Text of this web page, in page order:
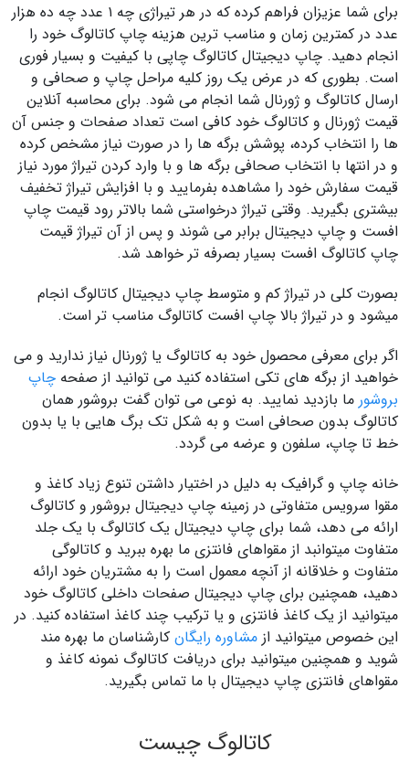
برای شما عزیزان فراهم کرده که در هر تیراژی چه ۱ عدد چه ده هزار
عدد در کمترین زمان و مناسب ترین هزینه چاپ کاتالوگ خود را
انجام دهید. چاپ دیجیتال کاتالوگ چاپی با کیفیت و بسیار فوری
است. بطوری که در عرض یک روز کلیه مراحل چاپ و صحافی و
ارسال کاتالوگ و ژورنال شما انجام می شود. برای محاسبه آنلاین
قیمت ژورنال و کاتالوگ خود کافی است تعداد صفحات و جنس آن
ها را انتخاب کرده، پوشش برگه ها را در صورت نیاز مشخص کرده
و در انتها با انتخاب صحافی برگه ها و با وارد کردن تیراژ مورد نیاز
قیمت سفارش خود را مشاهده بفرمایید و با افزایش تیراژ تخفیف
بیشتری بگیرید. وقتی تیراژ درخواستی شما بالاتر رود قیمت چاپ
افست و چاپ دیجیتال برابر می شوند و پس از آن تیراژ قیمت
چاپ کاتالوگ افست بسیار بصرفه تر خواهد شد.
بصورت کلی در تیراژ کم و متوسط چاپ دیجیتال کاتالوگ انجام
میشود و در تیراژ بالا چاپ افست کاتالوگ مناسب تر است.
اگر برای معرفی محصول خود به کاتالوگ یا ژورنال نیاز ندارید و می
خواهید از برگه های تکی استفاده کنید می توانید از صفحه چاپ
بروشور ما بازدید نمایید. به نوعی می توان گفت بروشور همان
کاتالوگ بدون صحافی است و به شکل تک برگ هایی با یا بدون
خط تا چاپ، سلفون و عرضه می گردد.
خانه چاپ و گرافیک به دلیل در اختیار داشتن تنوع زیاد کاغذ و
مقوا سرویس متفاوتی در زمینه چاپ دیجیتال بروشور و کاتالوگ
ارائه می دهد، شما برای چاپ دیجیتال یک کاتالوگ با یک جلد
متفاوت میتوانبد از مقواهای فانتزی ما بهره ببرید و کاتالوگی
متفاوت و خلاقانه از آنچه معمول است را به مشتریان خود ارائه
دهید، همچنین برای چاپ دیجیتال صفحات داخلی کاتالوگ خود
میتوانید از یک کاغذ فانتزی و یا ترکیب چند کاغذ استفاده کنید. در
این خصوص میتوانید از مشاوره رایگان کارشناسان ما بهره مند
شوید و همچنین میتوانید برای دریافت کاتالوگ نمونه کاغذ و
مقواهای فانتزی چاپ دیجیتال با ما تماس بگیرید.
کاتالوگ چیست